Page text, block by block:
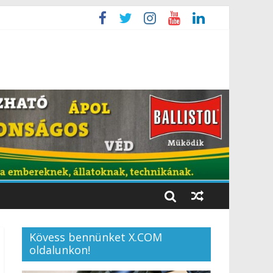
Kövess bennünket X.COM
oldalunkon!